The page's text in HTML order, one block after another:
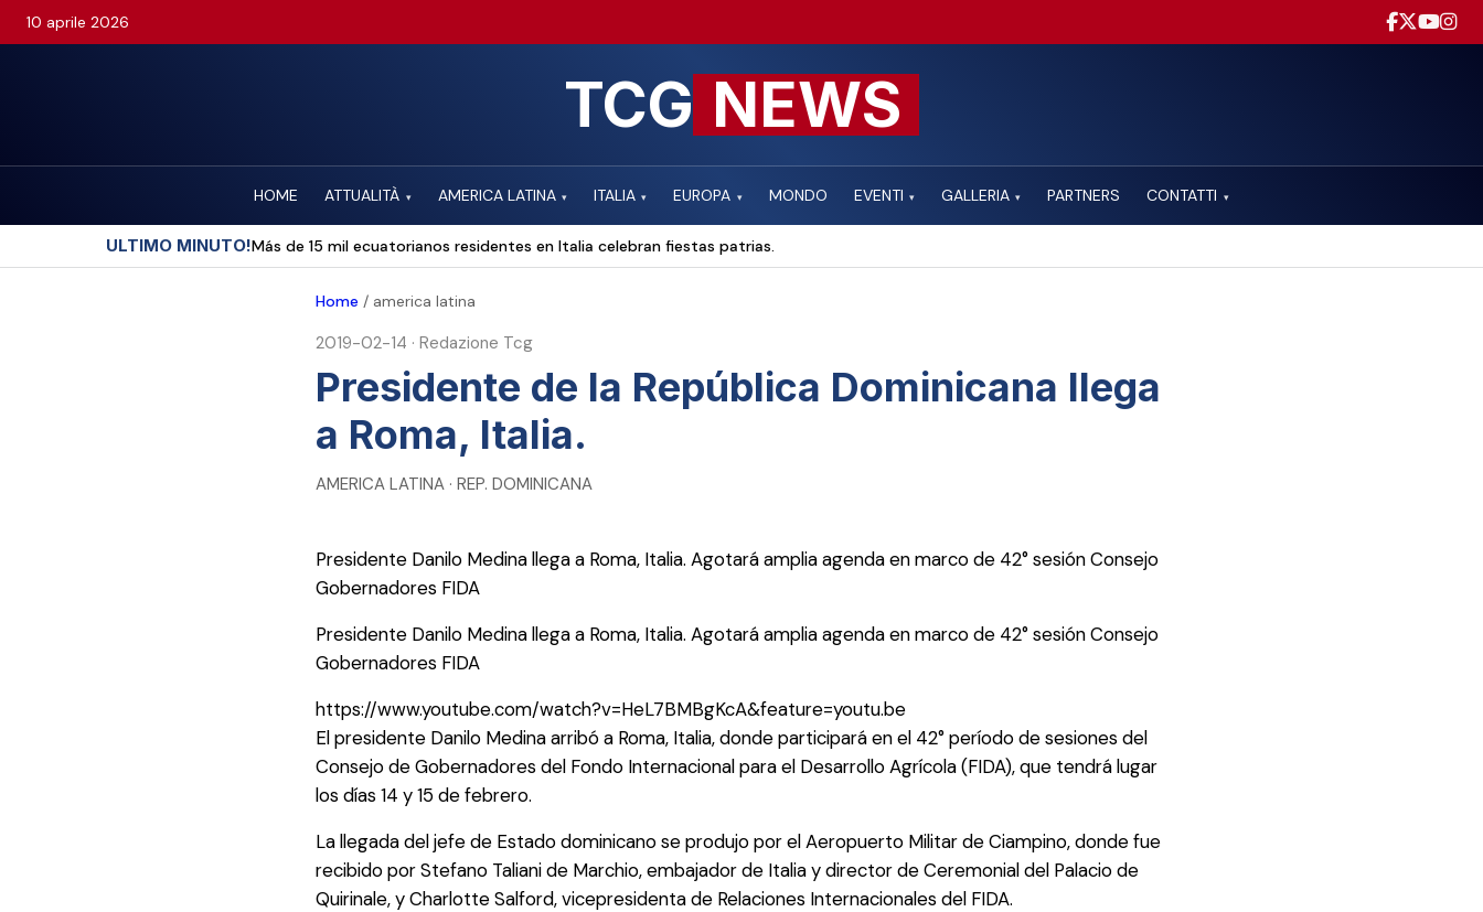
10 aprile 2026
TCG NEWS
HOME ATTUALITÀ ▾ AMERICA LATINA ▾ ITALIA ▾ EUROPA ▾ MONDO EVENTI ▾ GALLERIA ▾ PARTNERS CONTATTI ▾
ULTIMO MINUTO!Más de 15 mil ecuatorianos residentes en Italia celebran fiestas patrias.
Home / america latina
2019-02-14 · Redazione Tcg
Presidente de la República Dominicana llega
a Roma, Italia.
AMERICA LATINA · REP. DOMINICANA
Presidente Danilo Medina llega a Roma, Italia. Agotará amplia agenda en marco de 42° sesión Consejo
Gobernadores FIDA
Presidente Danilo Medina llega a Roma, Italia. Agotará amplia agenda en marco de 42° sesión Consejo
Gobernadores FIDA
https://www.youtube.com/watch?v=HeL7BMBgKcA&feature=youtu.be
El presidente Danilo Medina arribó a Roma, Italia, donde participará en el 42° período de sesiones del
Consejo de Gobernadores del Fondo Internacional para el Desarrollo Agrícola (FIDA), que tendrá lugar
los días 14 y 15 de febrero.
La llegada del jefe de Estado dominicano se produjo por el Aeropuerto Militar de Ciampino, donde fue
recibido por Stefano Taliani de Marchio, embajador de Italia y director de Ceremonial del Palacio de
Quirinale, y Charlotte Salford, vicepresidenta de Relaciones Internacionales del FIDA.